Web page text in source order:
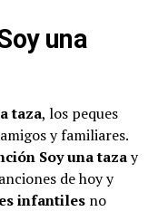
una
taza, los peques
y familiares.
Soy una tazay
de hoy y
infantilesno